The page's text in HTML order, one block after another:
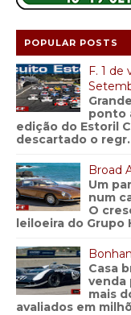
POPULAR POSTS
F. 1 de
ponto
edição do Estoril
descartado o
Broad
Um
num
O
leiloeira do Grupo
Casa
venda
mais
avaliados em